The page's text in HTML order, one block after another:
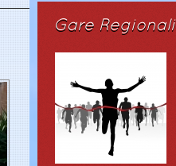
Gare Regionali